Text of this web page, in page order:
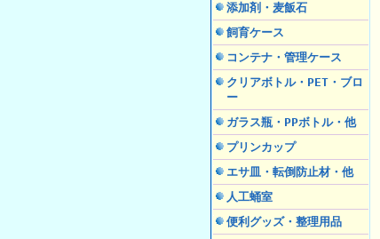
添加剤・麦飯石
飼育ケース
コンテナ・管理ケース
クリアボトル・PET・ブロ
ー
ガラス瓶・PPボトル・他
プリンカップ
エサ皿・転倒防止材・他
人工蛹室
便利グッズ・整理用品